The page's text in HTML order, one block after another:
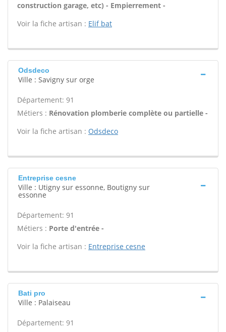
construction garage, etc) - Empierrement -
Voir la fiche artisan : Elif bat
Odsdeco
Ville : Savigny sur orge
Département: 91
Métiers : Rénovation plomberie complète ou partielle -
Voir la fiche artisan : Odsdeco
Entreprise cesne
Ville : Utigny sur essonne, Boutigny sur
essonne
Département: 91
Métiers : Porte d'entrée -
Voir la fiche artisan : Entreprise cesne
Bati pro
Ville : Palaiseau
Département: 91